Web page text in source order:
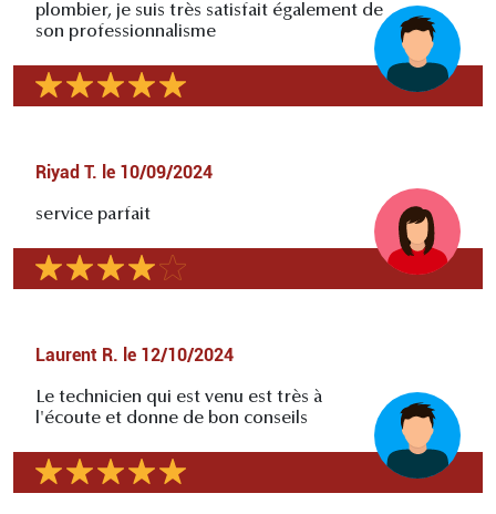
plombier, je suis très satisfait également de
son professionnalisme
Riyad T. le 10/09/2024
service parfait
Laurent R. le 12/10/2024
Le technicien qui est venu est très à
l'écoute et donne de bon conseils